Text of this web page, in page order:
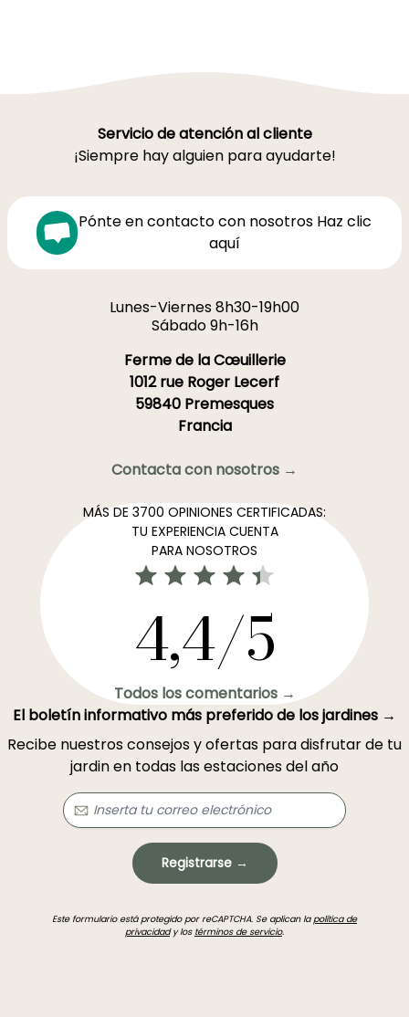
Servicio de atención al cliente
¡Siempre hay alguien para ayudarte!
Pónte en contacto con nosotros Haz clic
aquí
Lunes-Viernes 8h30-19h00
Sábado 9h-16h
Ferme de la Cœuillerie
1012 rue Roger Lecerf
59840 Premesques
Francia
Contacta con nosotros →
MÁS DE 3700 OPINIONES CERTIFICADAS:
TU EXPERIENCIA CUENTA
PARA NOSOTROS
4,4/5
Todos los comentarios →
El boletín informativo más preferido de los jardines →
Recibe nuestros consejos y ofertas para disfrutar de tu
jardin en todas las estaciones del año
Registrarse →
Este formulario está protegido por reCAPTCHA. Se aplican lapolítica de
privacidady los términos de servicio.